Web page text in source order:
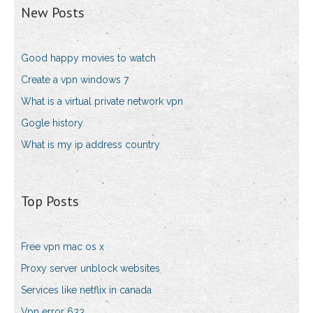
New Posts
Good happy movies to watch
Create a vpn windows 7
What is a virtual private network vpn
Gogle history
What is my ip address country
Top Posts
Free vpn mac os x
Proxy server unblock websites
Services like netflix in canada